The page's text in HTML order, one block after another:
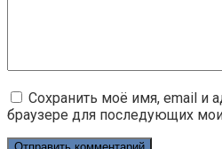
Сохранить моё имя, email и
браузере для последующих